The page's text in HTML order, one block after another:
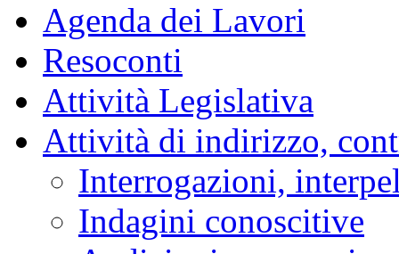
Agenda dei Lavori
Resoconti
Attività Legislativa
Attività di indirizzo,
Interrogazioni,
Indagini conoscitive